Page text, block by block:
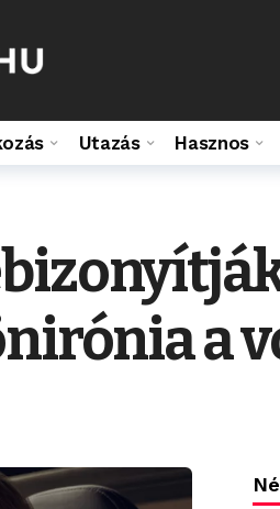
Utazás Hasznos
a